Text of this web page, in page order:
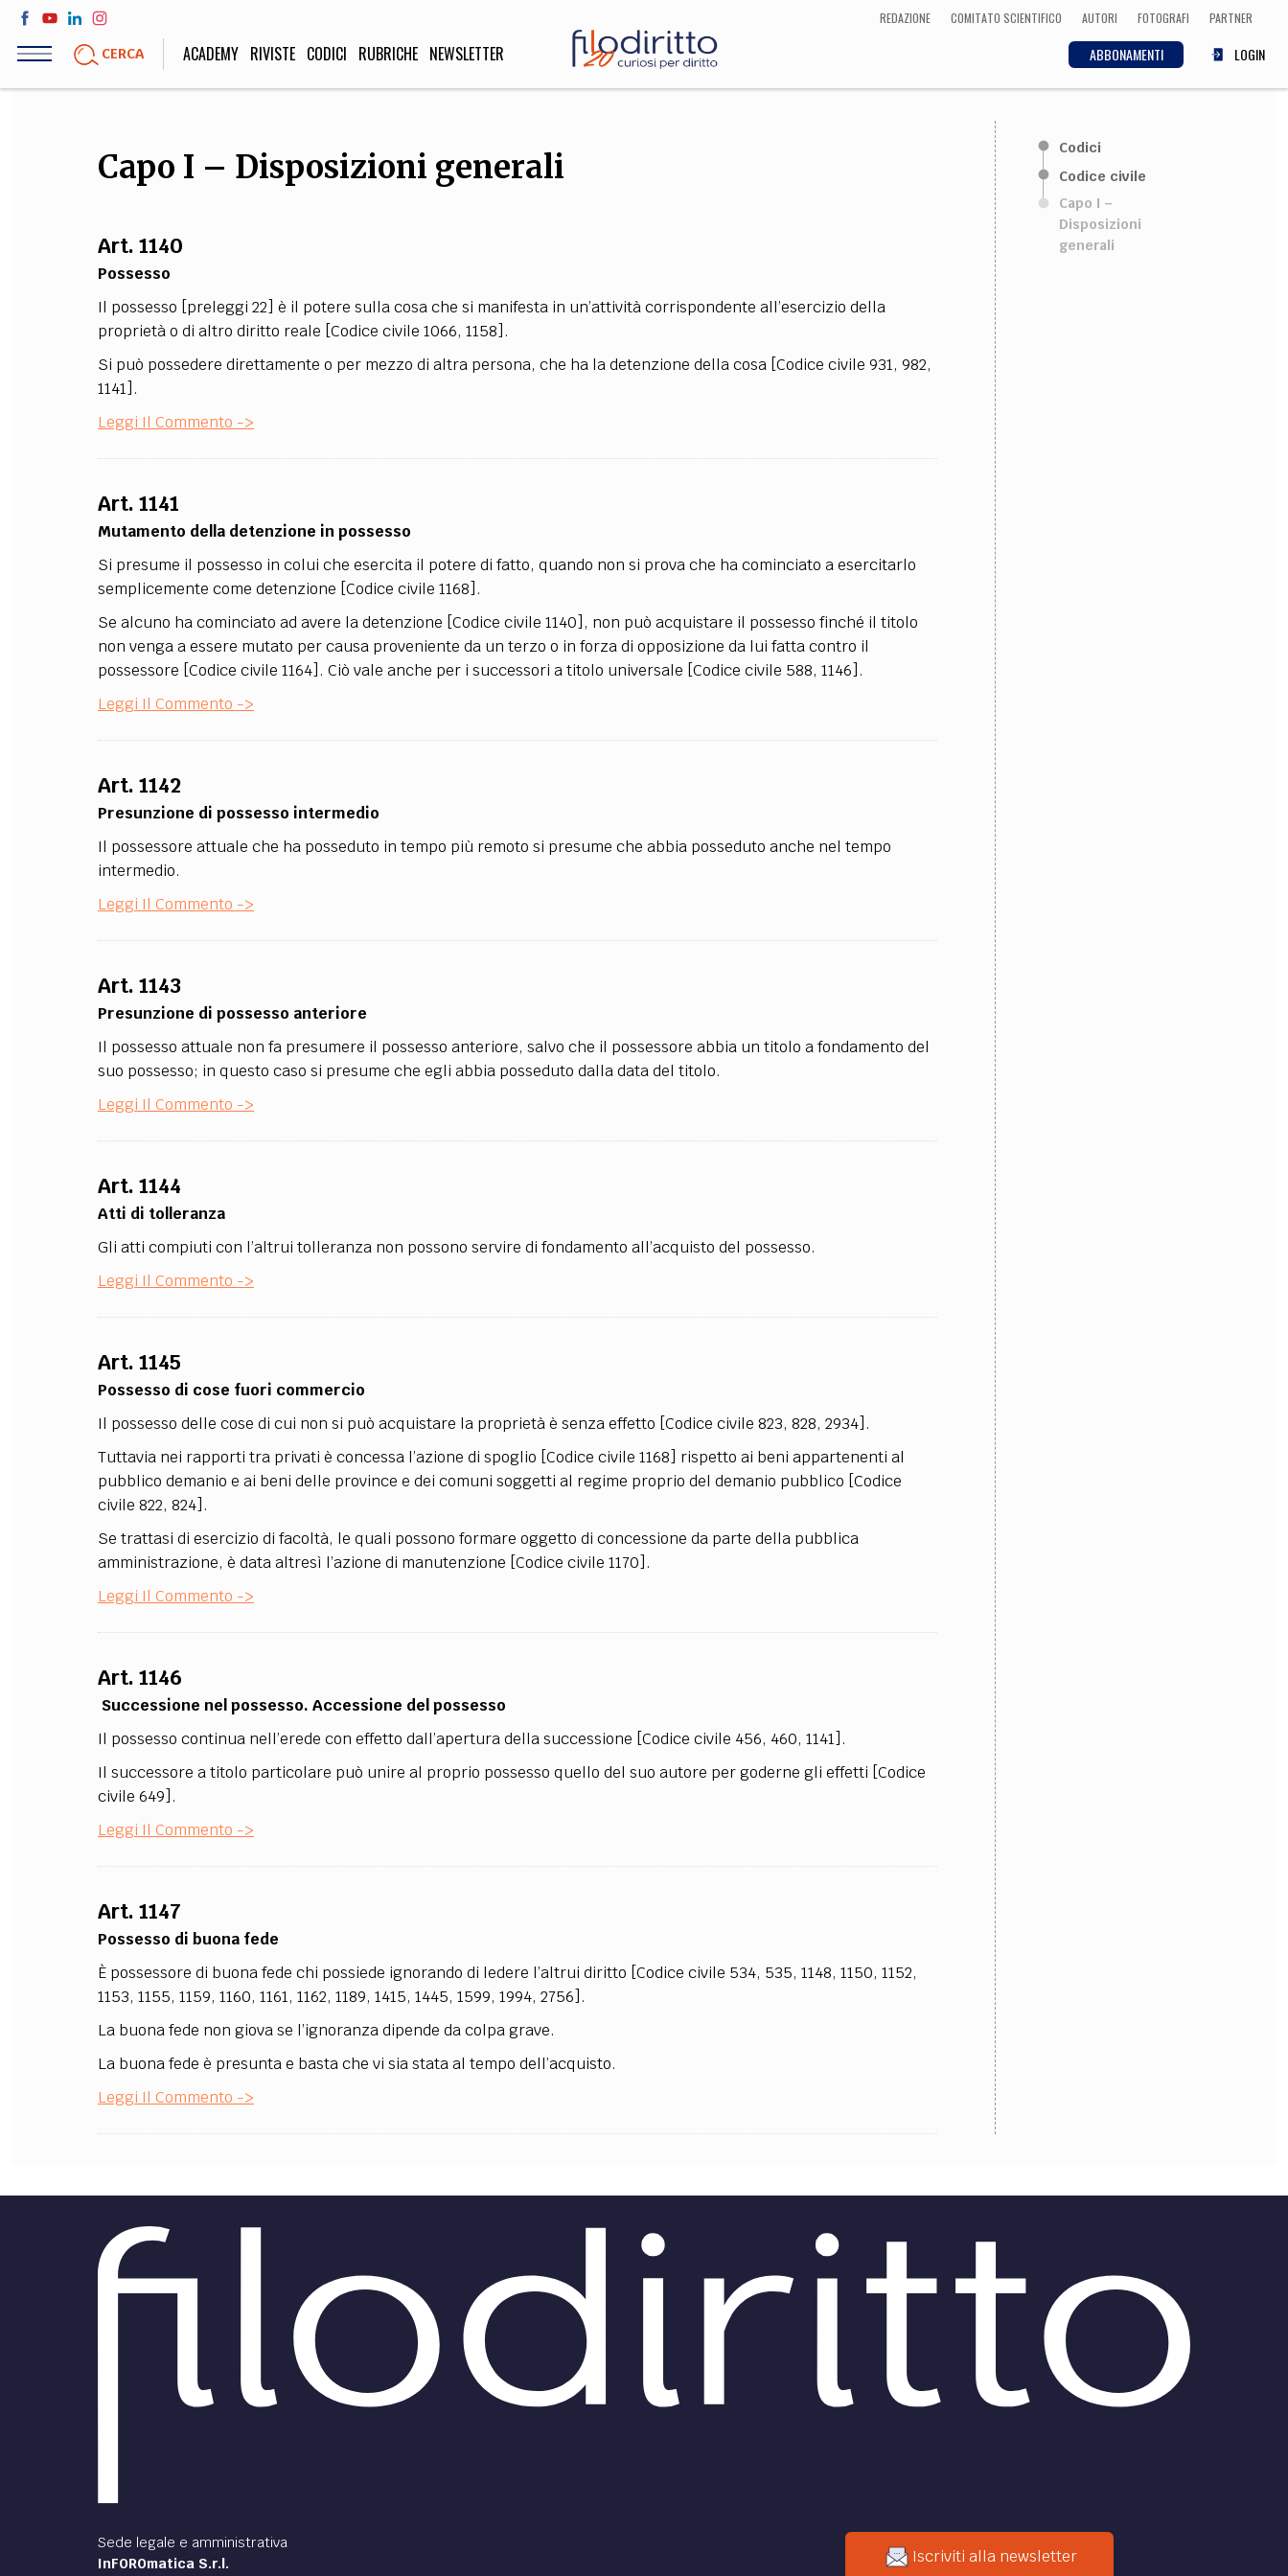
Salta
contenuto
REDAZIONE COMITATO SCIENTIFICO AUTORI FOTOGRAFI PARTNER
CERCA ABBONAMENTI LOGIN
ACADEMY RIVISTE CODICI RUBRICHE NEWSLETTER
LIFE STYLE
Sport, Cucina, Viaggi,
SOCIETÀ
Politica, Attualità,
Matematica, Fisica,
Biologia, Cifrematica,
STORIA E FILOSOFIA
Scienze storiche,
INNOVAZIONE CULTURA
CODICI LIBRI PROCEEDINGS PUBBLICITÀ CONTATTI
SOCIAL MEDIA
Capo I – Disposizioni generali
Art. 1140
Possesso
Il possesso [preleggi 22] è il potere sulla cosa che si manifesta in un’attività corrispondente all’esercizio della
proprietà o di altro diritto reale [Codice civile 1066, 1158].
Si può possedere direttamente o per mezzo di altra persona, che ha la detenzione della cosa [Codice civile 931, 982,
1141].
Leggi Il Commento ->
Art. 1141
Mutamento della detenzione in possesso
Si presume il possesso in colui che esercita il potere di fatto, quando non si prova che ha cominciato a esercitarlo
semplicemente come detenzione [Codice civile 1168].
Se alcuno ha cominciato ad avere la detenzione [Codice civile 1140], non può acquistare il possesso finché il titolo
non venga a essere mutato per causa proveniente da un terzo o in forza di opposizione da lui fatta contro il
possessore [Codice civile 1164]. Ciò vale anche per i successori a titolo universale [Codice civile 588, 1146].
Leggi Il Commento ->
Art. 1142
Presunzione di possesso intermedio
Il possessore attuale che ha posseduto in tempo più remoto si presume che abbia posseduto anche nel tempo
intermedio.
Leggi Il Commento ->
Art. 1143
Presunzione di possesso anteriore
Il possesso attuale non fa presumere il possesso anteriore, salvo che il possessore abbia un titolo a fondamento del
suo possesso; in questo caso si presume che egli abbia posseduto dalla data del titolo.
Leggi Il Commento ->
Art. 1144
Atti di tolleranza
Gli atti compiuti con l’altrui tolleranza non possono servire di fondamento all’acquisto del possesso.
Leggi Il Commento ->
Art. 1145
Possesso di cose fuori commercio
Il possesso delle cose di cui non si può acquistare la proprietà è senza effetto [Codice civile 823, 828, 2934].
Tuttavia nei rapporti tra privati è concessa l’azione di spoglio [Codice civile 1168] rispetto ai beni appartenenti al
pubblico demanio e ai beni delle province e dei comuni soggetti al regime proprio del demanio pubblico [Codice
civile 822, 824].
Se trattasi di esercizio di facoltà, le quali possono formare oggetto di concessione da parte della pubblica
amministrazione, è data altresì l’azione di manutenzione [Codice civile 1170].
Leggi Il Commento ->
Art. 1146
Successione nel possesso. Accessione del possesso
Il possesso continua nell’erede con effetto dall’apertura della successione [Codice civile 456, 460, 1141].
Il successore a titolo particolare può unire al proprio possesso quello del suo autore per goderne gli effetti [Codice
civile 649].
Leggi Il Commento ->
Art. 1147
Possesso di buona fede
È possessore di buona fede chi possiede ignorando di ledere l’altrui diritto [Codice civile 534, 535, 1148, 1150, 1152,
1153, 1155, 1159, 1160, 1161, 1162, 1189, 1415, 1445, 1599, 1994, 2756].
La buona fede non giova se l’ignoranza dipende da colpa grave.
La buona fede è presunta e basta che vi sia stata al tempo dell’acquisto.
Leggi Il Commento ->
Codici
Codice civile
Capo I –
Disposizioni
generali
Sede legale e amministrativa
InFOROmatica S.r.l.
Iscriviti alla newsletter